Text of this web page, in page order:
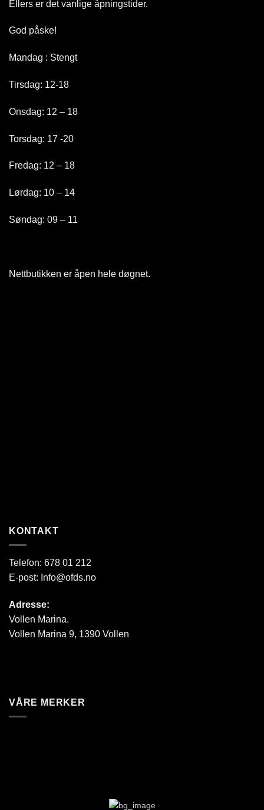
Ellers er det vanlige åpningstider.
God påske!
Mandag : Stengt
Tirsdag: 12-18
Onsdag: 12 – 18
Torsdag: 17 -20
Fredag: 12 – 18
Lørdag: 10 – 14
Søndag: 09 – 11
Nettbutikken er åpen hele døgnet.
KONTAKT
Telefon: 678 01 212
E-post: Info@ofds.no
Adresse:
Vollen Marina.
Vollen Marina 9, 1390 Vollen
VÅRE MERKER